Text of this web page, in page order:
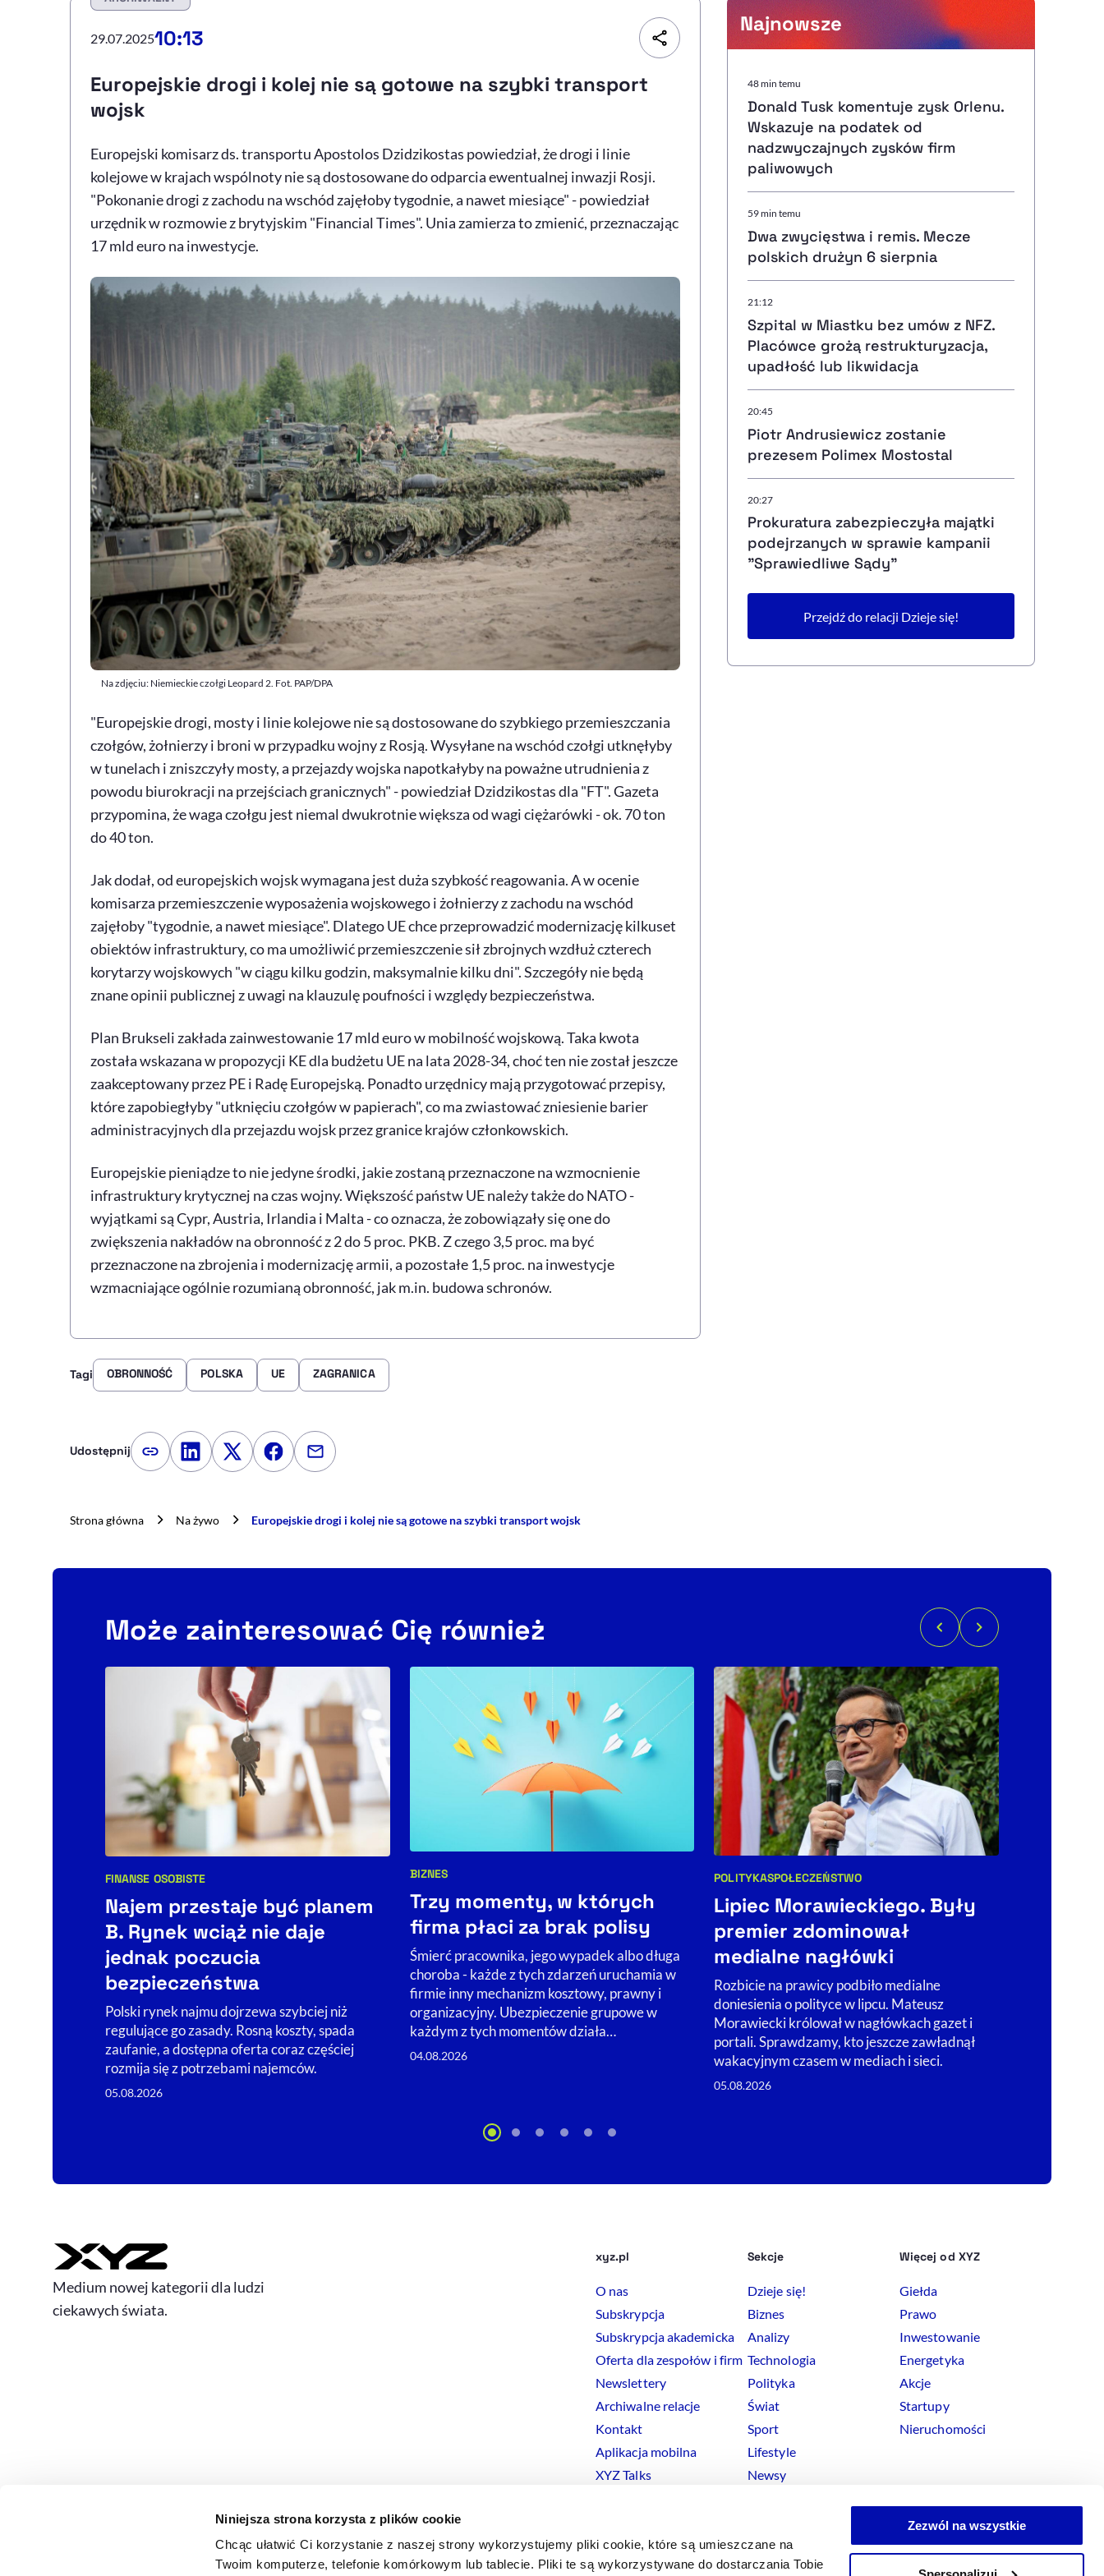
Niniejsza strona korzysta z plików cookie
Chcąc ułatwić Ci korzystanie z naszej strony wykorzystujemy pliki cookie, które są umieszczane na
Twoim komputerze, telefonie komórkowym lub tablecie. Pliki te są wykorzystywane do dostarczania Tobie
Zezwól na wszystkie
Resetuj opcje
Ułatwienia dostępności wspierają:
Sprawdź, jak i dlaczego zwiększamy dostępność
Deklaracja dostępności
29.07.202510:13
Europejskie drogi i kolej nie są gotowe na szybki transport
wojsk
Europejski komisarz ds. transportu Apostolos Dzidzikostas powiedział, że drogi i linie
kolejowe w krajach wspólnoty nie są dostosowane do odparcia ewentualnej inwazji Rosji.
"Pokonanie drogi z zachodu na wschód zajęłoby tygodnie, a nawet miesiące" - powiedział
urzędnik w rozmowie z brytyjskim "Financial Times". Unia zamierza to zmienić, przeznaczając
17 mld euro na inwestycje.
Na zdjęciu: Niemieckie czołgi Leopard 2. Fot. PAP/DPA
"Europejskie drogi, mosty i linie kolejowe nie są dostosowane do szybkiego przemieszczania
czołgów, żołnierzy i broni w przypadku wojny z Rosją. Wysyłane na wschód czołgi utknęłyby
w tunelach i zniszczyły mosty, a przejazdy wojska napotkałyby na poważne utrudnienia z
powodu biurokracji na przejściach granicznych" - powiedział Dzidzikostas dla "FT". Gazeta
przypomina, że waga czołgu jest niemal dwukrotnie większa od wagi ciężarówki - ok. 70 ton
do 40 ton.
Jak dodał, od europejskich wojsk wymagana jest duża szybkość reagowania. A w ocenie
komisarza przemieszczenie wyposażenia wojskowego i żołnierzy z zachodu na wschód
zajęłoby "tygodnie, a nawet miesiące". Dlatego UE chce przeprowadzić modernizację kilkuset
obiektów infrastruktury, co ma umożliwić przemieszczenie sił zbrojnych wzdłuż czterech
korytarzy wojskowych "w ciągu kilku godzin, maksymalnie kilku dni". Szczegóły nie będą
znane opinii publicznej z uwagi na klauzulę poufności i względy bezpieczeństwa.
Plan Brukseli zakłada zainwestowanie 17 mld euro w mobilność wojskową. Taka kwota
została wskazana w propozycji KE dla budżetu UE na lata 2028-34, choć ten nie został jeszcze
zaakceptowany przez PE i Radę Europejską. Ponadto urzędnicy mają przygotować przepisy,
które zapobiegłyby "utknięciu czołgów w papierach", co ma zwiastować zniesienie barier
administracyjnych dla przejazdu wojsk przez granice krajów członkowskich.
Europejskie pieniądze to nie jedyne środki, jakie zostaną przeznaczone na wzmocnienie
infrastruktury krytycznej na czas wojny. Większość państw UE należy także do NATO -
wyjątkami są Cypr, Austria, Irlandia i Malta - co oznacza, że zobowiązały się one do
zwiększenia nakładów na obronność z 2 do 5 proc. PKB. Z czego 3,5 proc. ma być
przeznaczone na zbrojenia i modernizację armii, a pozostałe 1,5 proc. na inwestycje
wzmacniające ogólnie rozumianą obronność, jak m.in. budowa schronów.
Najnowsze
48 min temu
Donald Tusk komentuje zysk Orlenu.
Wskazuje na podatek od
nadzwyczajnych zysków firm
paliwowych
59 min temu
Dwa zwycięstwa i remis. Mecze
polskich drużyn 6 sierpnia
21:12
Szpital w Miastku bez umów z NFZ.
Placówce grożą restrukturyzacja,
upadłość lub likwidacja
20:45
Piotr Andrusiewicz zostanie
prezesem Polimex Mostostal
20:27
Prokuratura zabezpieczyła majątki
podejrzanych w sprawie kampanii
"Sprawiedliwe Sądy"
Przejdź do relacji Dzieje się!
Tagi OBRONNOŚĆ POLSKA UE ZAGRANICA
Udostępnij Kopiuj link artykułu
Udostępnij na LinkedIn
Udostępnij na Twitterze
Udostępnij na Facebooku
Udostępnij przez e-mail
Strona główna Na żywo Europejskie drogi i kolej nie są gotowe na szybki transport wojsk
Może zainteresować Cię również
Kategorie artykułu:
FINANSE OSOBISTE
Najem przestaje być planem
B. Rynek wciąż nie daje
jednak poczucia
bezpieczeństwa
Polski rynek najmu dojrzewa szybciej niż
regulujące go zasady. Rosną koszty, spada
zaufanie, a dostępna oferta coraz częściej
rozmija się z potrzebami najemców.
05.08.2026
Kategorie artykułu:
BIZNES
Trzy momenty, w których
firma płaci za brak polisy
Śmierć pracownika, jego wypadek albo długa
choroba - każde z tych zdarzeń uruchamia w
firmie inny mechanizm kosztowy, prawny i
organizacyjny. Ubezpieczenie grupowe w
każdym z tych momentów działa…
04.08.2026
Kategorie artykułu:
POLITYKASPOŁECZEŃSTWO
Lipiec Morawieckiego. Były
premier zdominował
medialne nagłówki
Rozbicie na prawicy podbiło medialne
doniesienia o polityce w lipcu. Mateusz
Morawiecki królował w nagłówkach gazet i
portali. Sprawdzamy, kto jeszcze zawładnął
wakacyjnym czasem w mediach i sieci.
05.08.2026
Medium nowej kategorii dla ludzi
ciekawych świata.
xyz.pl
O nas
Subskrypcja
Subskrypcja akademicka
Oferta dla zespołów i firm
Newslettery
Archiwalne relacje
Kontakt
Aplikacja mobilna
XYZ Talks
Sekcje
Dzieje się!
Biznes
Analizy
Technologia
Polityka
Świat
Sport
Lifestyle
Newsy
Więcej od XYZ
Giełda
Prawo
Inwestowanie
Energetyka
Akcje
Startupy
Nieruchomości
© 2026 XYZ. Wszystkie prawa zastrzeżone